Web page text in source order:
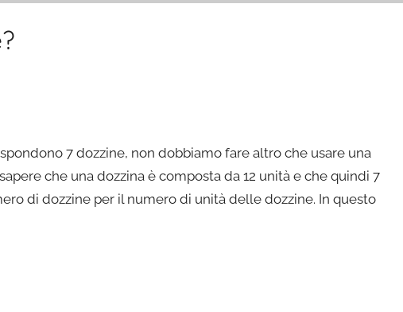
7 dozzine, non dobbiamo fare altro che usare una
che una dozzina è composta da 12 unità e che quindi 7
di dozzine per il numero di unità delle dozzine. In questo